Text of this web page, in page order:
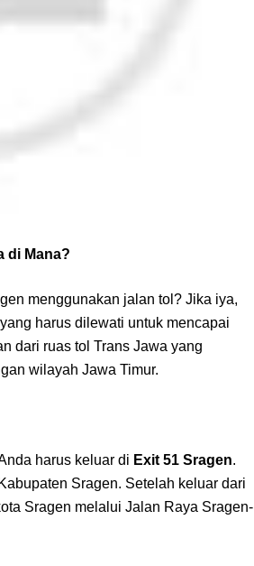
di Mana?
menggunakan jalan tol? Jika iya,
harus dilewati untuk mencapai
dari ruas tol Trans Jawa yang
wilayah Jawa Timur.
harus keluar di Exit 51 Sragen.
Sragen. Setelah keluar dari
Sragen melalui Jalan Raya Sragen-